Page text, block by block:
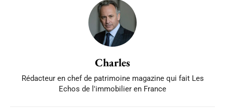
Charles
Rédacteur en chef de patrimoine magazine qui fait Les
Echos de l'immobilier en France